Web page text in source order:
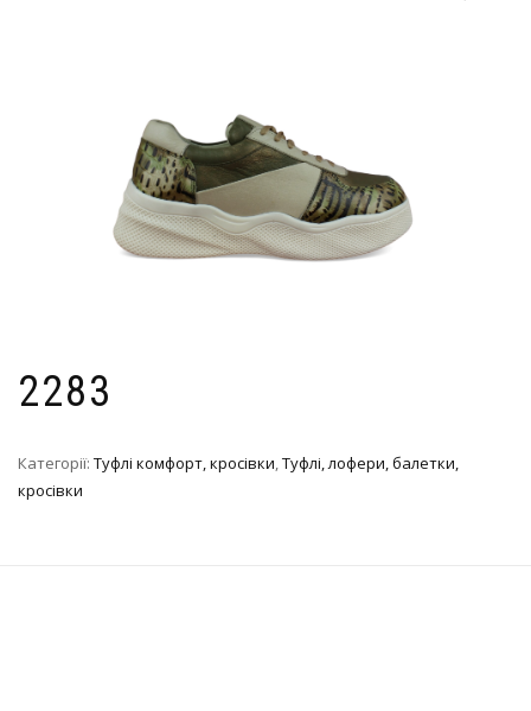
2283
Категорії: Туфлі комфорт, кросівки,Туфлі, лофери, балетки,
кросівки